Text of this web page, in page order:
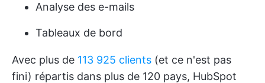
Analyse des e-mails
Tableaux de bord
Avec plus de 113 925 clients (et ce n'est pas
fini) répartis dans plus de 120 pays, HubSpot